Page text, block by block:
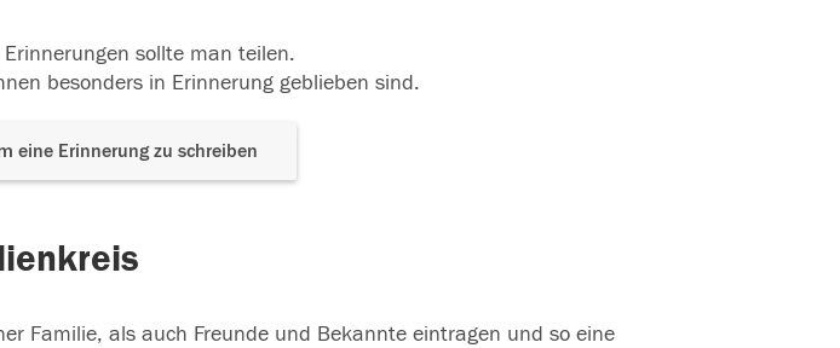
sollte man teilen.
besonders in Erinnerung geblieben sind.
eine Erinnerung zu schreiben
Familie, als auch Freunde und Bekannte eintragen und so eine